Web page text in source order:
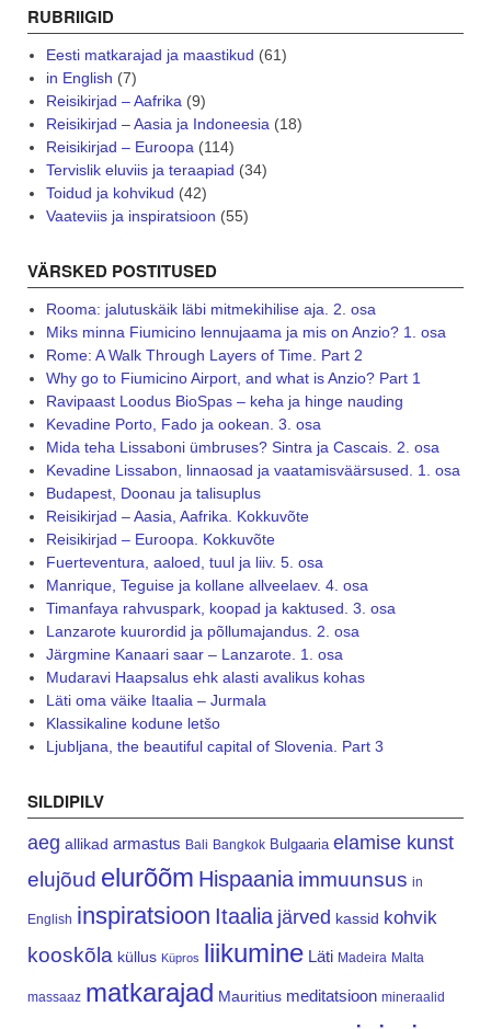
RUBRIIGID
Eesti matkarajad ja maastikud (61)
in English (7)
Reisikirjad – Aafrika (9)
Reisikirjad – Aasia ja Indoneesia (18)
Reisikirjad – Euroopa (114)
Tervislik eluviis ja teraapiad (34)
Toidud ja kohvikud (42)
Vaateviis ja inspiratsioon (55)
VÄRSKED POSTITUSED
Rooma: jalutuskäik läbi mitmekihilise aja. 2. osa
Miks minna Fiumicino lennujaama ja mis on Anzio? 1. osa
Rome: A Walk Through Layers of Time. Part 2
Why go to Fiumicino Airport, and what is Anzio? Part 1
Ravipaast Loodus BioSpas – keha ja hinge nauding
Kevadine Porto, Fado ja ookean. 3. osa
Mida teha Lissaboni ümbruses? Sintra ja Cascais. 2. osa
Kevadine Lissabon, linnaosad ja vaatamisväärsused. 1. osa
Budapest, Doonau ja talisuplus
Reisikirjad – Aasia, Aafrika. Kokkuvõte
Reisikirjad – Euroopa. Kokkuvõte
Fuerteventura, aaloed, tuul ja liiv. 5. osa
Manrique, Teguise ja kollane allveelaev. 4. osa
Timanfaya rahvuspark, koopad ja kaktused. 3. osa
Lanzarote kuurordid ja põllumajandus. 2. osa
Järgmine Kanaari saar – Lanzarote. 1. osa
Mudaravi Haapsalus ehk alasti avalikus kohas
Läti oma väike Itaalia – Jurmala
Klassikaline kodune letšo
Ljubljana, the beautiful capital of Slovenia. Part 3
SILDIPILV
aeg allikad armastus Bali Bangkok Bulgaaria elamise kunst
elujõud elurõõm Hispaania immuunsus in
English inspiratsioon Itaalia järved kassid kohvik
kooskõla küllus Küpros liikumine Läti Madeira Malta
massaaz matkarajad Mauritius meditatsioon mineraalid